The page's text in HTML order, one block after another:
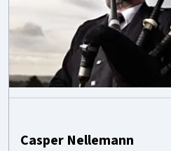
Casper Nellemann